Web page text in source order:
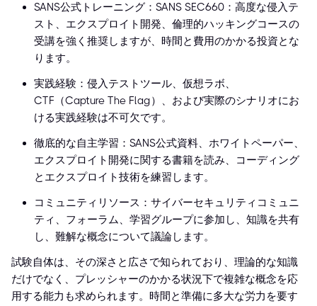
SANS公式トレーニング：SANS SEC660：高度な侵入テ
スト、エクスプロイト開発、倫理的ハッキングコースの
受講を強く推奨しますが、時間と費用のかかる投資とな
ります。
実践経験：侵入テストツール、仮想ラボ、
CTF（Capture The Flag）、および実際のシナリオにお
ける実践経験は不可欠です。
徹底的な自主学習：SANS公式資料、ホワイトペーパー、
エクスプロイト開発に関する書籍を読み、コーディング
とエクスプロイト技術を練習します。
コミュニティリソース：サイバーセキュリティコミュニ
ティ、フォーラム、学習グループに参加し、知識を共有
し、難解な概念について議論します。
試験自体は、その深さと広さで知られており、理論的な知識
だけでなく、プレッシャーのかかる状況下で複雑な概念を応
用する能力も求められます。時間と準備に多大な労力を要す